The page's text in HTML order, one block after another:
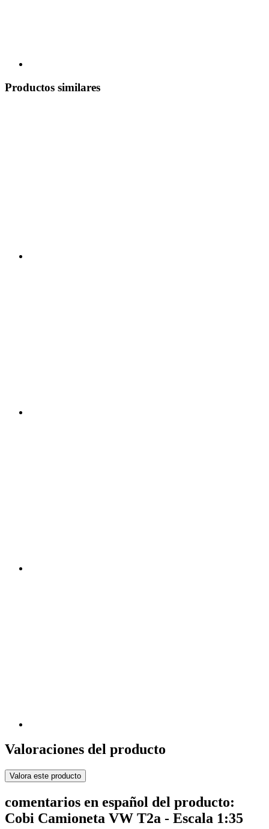
Productos similares
Valoraciones del producto
Valora este producto
comentarios en español del producto:
Cobi Camioneta VW T2a - Escala 1:35